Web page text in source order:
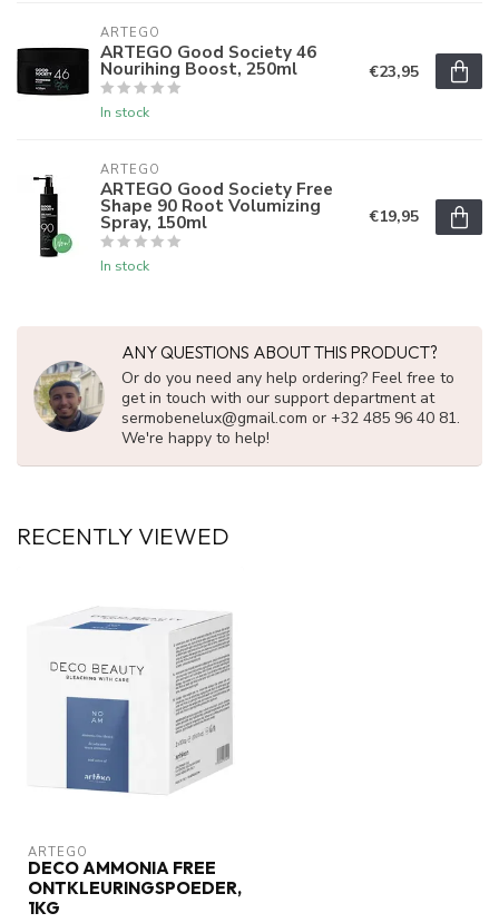
ARTEGO
ARTEGO Good Society 46
Nourihing Boost, 250ml
In stock
€23,95
ARTEGO
ARTEGO Good Society Free
Shape 90 Root Volumizing
Spray, 150ml
In stock
€19,95
ANY QUESTIONS ABOUT THIS PRODUCT?
Or do you need any help ordering? Feel free to
get in touch with our support department at
sermobenelux@gmail.com or +32 485 96 40 81.
We're happy to help!
RECENTLY VIEWED
ARTEGO
DECO AMMONIA FREE
ONTKLEURINGSPOEDER,
1KG